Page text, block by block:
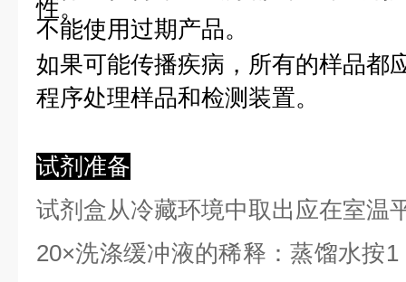
不能使用过期产品。
如果可能传播疾病，所有的样品都
程序处理样品和检测装置。
试剂准备
试剂盒从冷藏环境中取出应在室温
20×洗涤缓冲液的稀释：蒸馏水按